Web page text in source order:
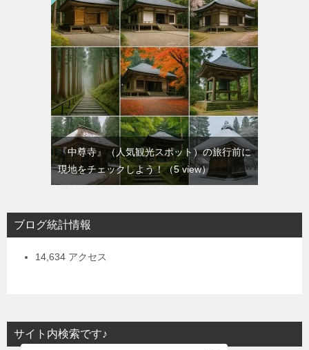
『中尊寺』（人気観光スポット）の旅行前に
現地をチェックしよう！（5 view）
ブログ統計情報
14,634 アクセス
サイト内検索です♪